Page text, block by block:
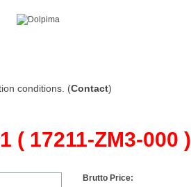
conditions. (Contact)
( 17211-ZM3-000 )
Brutto Price: